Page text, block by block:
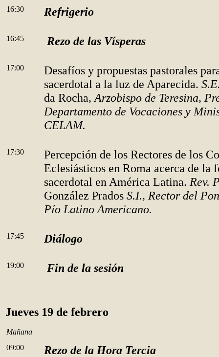
16:30
Refrigerio
16:45 Rezo de las Vísperas
17:00
Desafíos y propuestas pastorales
sacerdotal a la luz de Aparecida.
da Rocha, Arzobispo de Teresina,
Departamento de Vocaciones y
CELAM.
17:30
Percepción de los Rectores de los
Eclesiásticos en Roma acerca de la
sacerdotal en América Latina. Rev.
González Prados S.I., Rector del
Pío Latino Americano.
17:45 Diálogo
19:00 Fin de la sesión
Jueves 19 de febrero
Mañana
09:00
Rezo de la Hora Tercia